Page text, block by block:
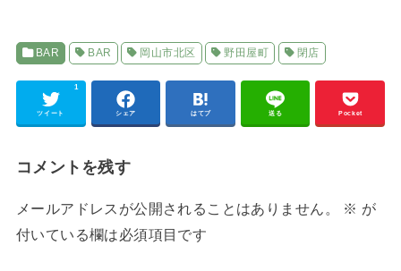
BAR BAR 岡山市北区 野田屋町 閉店
ツイート
1
シェア はてブ 送る Pocket
コメントを残す
メールアドレスが公開されることはありません。 ※ が
付いている欄は必須項目です